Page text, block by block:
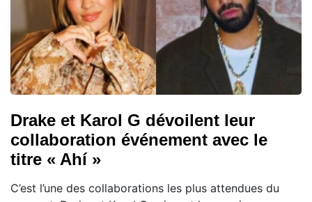
Drake et Karol G dévoilent leur
collaboration événement avec le
titre « Ahí »
C’est l’une des collaborations les plus attendues du